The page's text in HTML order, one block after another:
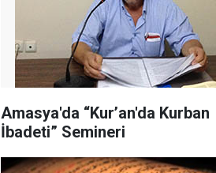
Amasya'da “Kur’an'da Kurban
İbadeti” Semineri